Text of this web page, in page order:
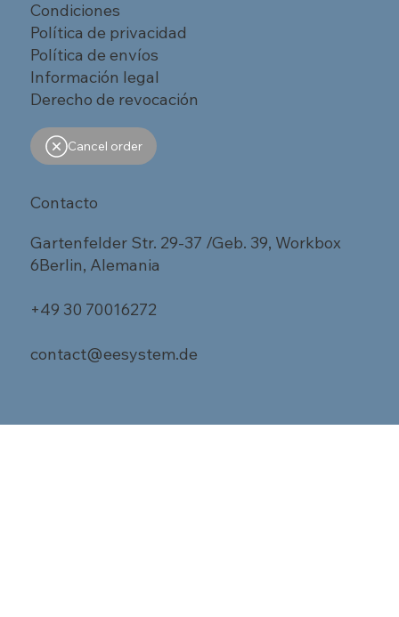
Condiciones
Política de privacidad
Política de envíos
Información legal
Derecho de revocación
Cancel order
Contacto
Gartenfelder Str. 29-37 /Geb. 39, Workbox
6Berlin, Alemania
+49 30 70016272
contact@eesystem.de